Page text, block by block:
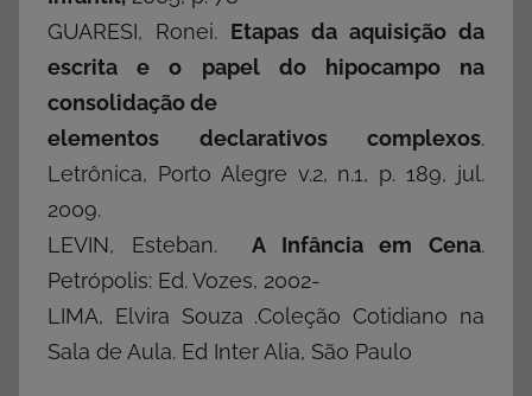
GUARESI, Ronei. Etapas da aquisição da
escrita e o papel do hipocampo na
consolidação de
elementos declarativos complexos.
Letrônica, Porto Alegre v.2, n.1, p. 189, jul.
2009.
LEVIN, Esteban. A Infância em Cena.
Petrópolis: Ed. Vozes, 2002-
LIMA, Elvira Souza .Coleção Cotidiano na
Sala de Aula. Ed Inter Alia, São Paulo